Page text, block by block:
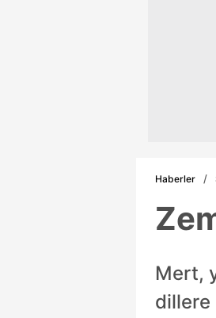
Haberler
Mert,
dillere